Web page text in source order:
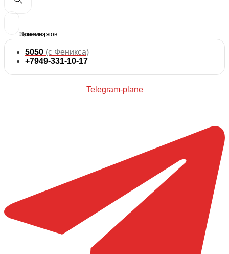
5050 (с Феникса)
+7949-331-10-17
Telegram-plane